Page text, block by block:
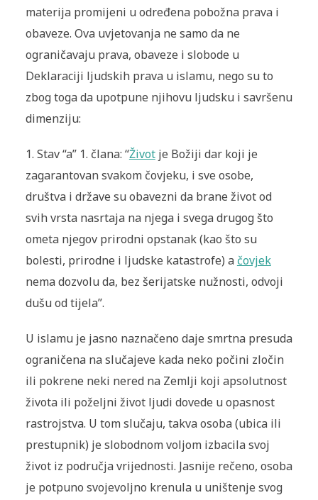
materija promijeni u određena pobožna prava i
obaveze. Ova uvjetovanja ne samo da ne
ograničavaju prava, obaveze i slobode u
Deklaraciji ljudskih prava u islamu, nego su to
zbog toga da upotpune njihovu ljudsku i savršenu
dimenziju:
1. Stav “a” 1. člana: “Životje Božiji dar koji je
zagarantovan svakom čovjeku, i sve osobe,
društva i države su obavezni da brane život od
svih vrsta nasrtaja na njega i svega drugog što
ometa njegov prirodni opstanak (kao što su
bolesti, prirodne i ljudske katastrofe) a čovjek
nema dozvolu da, bez šerijatske nužnosti, odvoji
dušu od tijela”.
U islamu je jasno naznačeno daje smrtna presuda
ograničena na slučajeve kada neko počini zločin
ili pokrene neki nered na Zemlji koji apsolutnost
života ili poželjni život ljudi dovede u opasnost
rastrojstva. U tom slučaju, takva osoba (ubica ili
prestupnik) je slobodnom voljom izbacila svoj
život iz područja vrijednosti. Jasnije rečeno, osoba
je potpuno svojevoljno krenula u uništenje svog